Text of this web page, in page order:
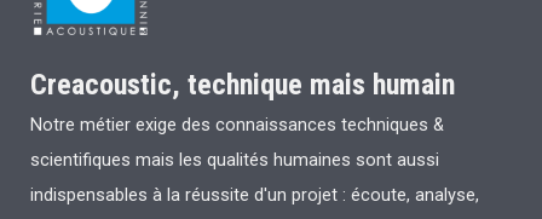
Creacoustic, technique mais humain
Notre métier exige des connaissances techniques &
scientifiques mais les qualités humaines sont aussi
indispensables à la réussite d'un projet : écoute, analyse,